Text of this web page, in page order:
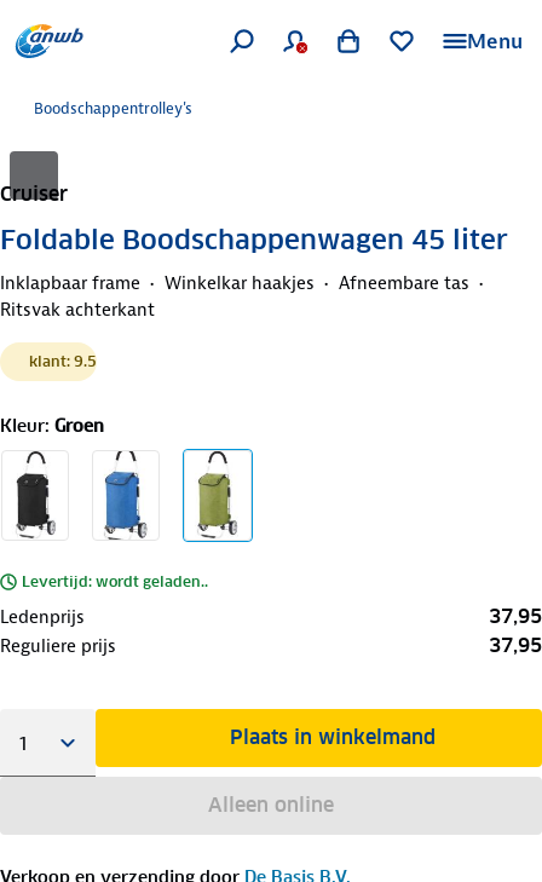
Menu
Boodschappentrolley's
Cruiser
Foldable Boodschappenwagen 45 liter
Inklapbaar frame Winkelkar haakjes
Afneembare tas
Ritsvak achterkant
klant: 9.5
Kleur: Groen
Levertijd: wordt geladen..
Ledenprijs 37,95
Reguliere prijs 37,95
Plaats in winkelmand
Alleen online
Verkoop en verzending door De Basis B.V.